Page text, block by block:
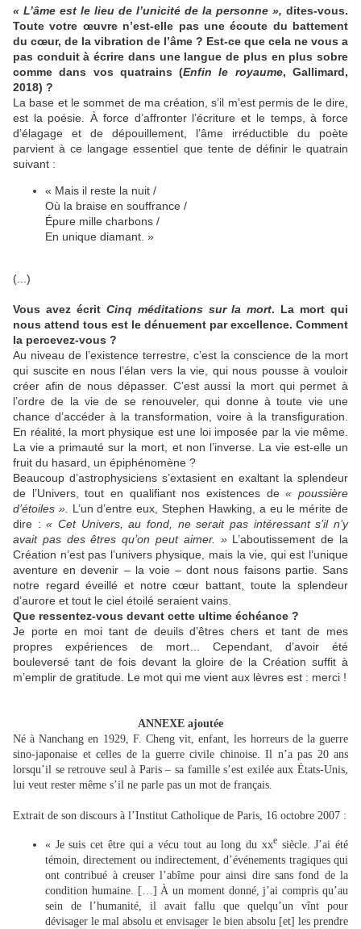
« L’âme est le lieu de l’unicité de la personne », dites-vous.
Toute votre œuvre n’est-elle pas une écoute du battement
du cœur, de la vibration de l’âme ? Est-ce que cela ne vous a
pas conduit à écrire dans une langue de plus en plus sobre
comme dans vos quatrains (Enfin le royaume, Gallimard,
2018) ?
La base et le sommet de ma création, s’il m’est permis de le dire,
est la poésie. À force d’affronter l’écriture et le temps, à force
d’élagage et de dépouillement, l’âme irréductible du poète
parvient à ce langage essentiel que tente de définir le quatrain
suivant :
« Mais il reste la nuit /
Où la braise en souffrance /
Épure mille charbons /
En unique diamant. »
(...)
Vous avez écrit Cinq méditations sur la mort. La mort qui
nous attend tous est le dénuement par excellence. Comment
la percevez-vous ?
Au niveau de l’existence terrestre, c’est la conscience de la mort
qui suscite en nous l’élan vers la vie, qui nous pousse à vouloir
créer afin de nous dépasser. C’est aussi la mort qui permet à
l’ordre de la vie de se renouveler, qui donne à toute vie une
chance d’accéder à la transformation, voire à la transfiguration.
En réalité, la mort physique est une loi imposée par la vie même.
La vie a primauté sur la mort, et non l’inverse. La vie est-elle un
fruit du hasard, un épiphénomène ?
Beaucoup d’astrophysiciens s’extasient en exaltant la splendeur
de l’Univers, tout en qualifiant nos existences de« poussière
d’étoiles ».
L’un d’entre eux, Stephen Hawking, a eu le mérite de
dire :« Cet Univers, au fond, ne serait pas intéressant s’il n’y
avait pas des êtres qu’on peut aimer. »L’aboutissement de la
Création n’est pas l’univers physique, mais la vie, qui est l’unique
aventure en devenir – la voie – dont nous faisons partie. Sans
notre regard éveillé et notre cœur battant, toute la splendeur
d’aurore et tout le ciel étoilé seraient vains.
Que ressentez-vous devant cette ultime échéance ?
Je porte en moi tant de deuils d’êtres chers et tant de mes
propres expériences de mort… Cependant, d’avoir été
bouleversé tant de fois devant la gloire de la Création suffit à
m’emplir de gratitude. Le mot qui me vient aux lèvres est : merci !
ANNEXE ajoutée
Né à Nanchang en 1929, F. Cheng vit, enfant, les horreurs de la guerre
sino-japonaise et celles de la guerre civile chinoise. Il n’a pas 20 ans
lorsqu’il se retrouve seul à Paris – sa famille s’est exilée aux États-Unis,
lui veut rester même s’il ne parle pas un mot de français.
Extrait de son discours à l’Institut Catholique de Paris, 16 octobre 2007 :
« Je suis cet être qui a vécu tout au long du xxesiècle. J’ai été
témoin, directement ou indirectement, d’événements tragiques qui
ont contribué à creuser l’abîme pour ainsi dire sans fond de la
condition humaine. […] À un moment donné, j’ai compris qu’au
sein de l’humanité, il avait fallu que quelqu’un vînt pour
dévisager le mal absolu et envisager le bien absolu [et] les prendre